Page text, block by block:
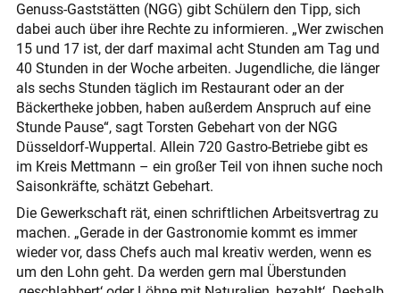
Genuss-Gaststätten (NGG) gibt Schülern den Tipp, sich
dabei auch über ihre Rechte zu informieren. „Wer zwischen
15 und 17 ist, der darf maximal acht Stunden am Tag und
40 Stunden in der Woche arbeiten. Jugendliche, die länger
als sechs Stunden täglich im Restaurant oder an der
Bäckertheke jobben, haben außerdem Anspruch auf eine
Stunde Pause“, sagt Torsten Gebehart von der NGG
Düsseldorf-Wuppertal. Allein 720 Gastro-Betriebe gibt es
im Kreis Mettmann – ein großer Teil von ihnen suche noch
Saisonkräfte, schätzt Gebehart.
Die Gewerkschaft rät, einen schriftlichen Arbeitsvertrag zu
machen. „Gerade in der Gastronomie kommt es immer
wieder vor, dass Chefs auch mal kreativ werden, wenn es
um den Lohn geht. Da werden gern mal Überstunden